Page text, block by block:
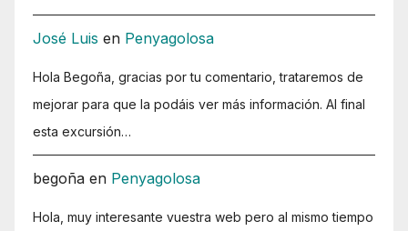
José Luis en Penyagolosa
Hola Begoña, gracias por tu comentario, trataremos de
mejorar para que la podáis ver más información. Al final
esta excursión…
begoña en Penyagolosa
Hola, muy interesante vuestra web pero al mismo tiempo